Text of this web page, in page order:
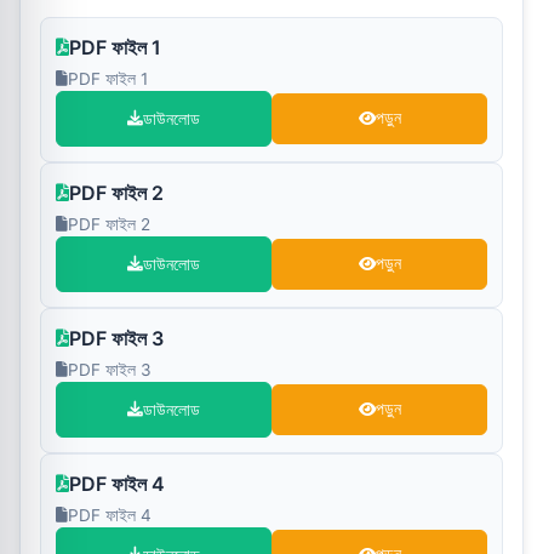
PDF ফাইল 1
PDF ফাইল 1
ডাউনলোড পড়ুন
PDF ফাইল 2
PDF ফাইল 2
ডাউনলোড পড়ুন
PDF ফাইল 3
PDF ফাইল 3
ডাউনলোড পড়ুন
PDF ফাইল 4
PDF ফাইল 4